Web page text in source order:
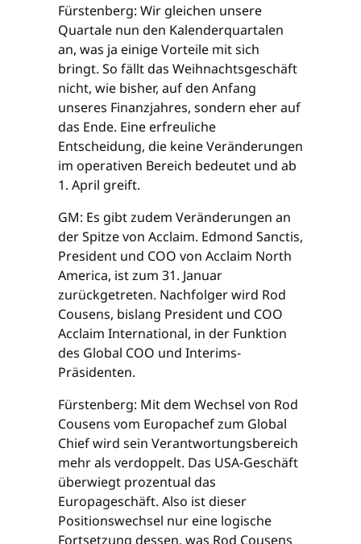
Fürstenberg: Wir gleichen unsere
Quartale nun den Kalenderquartalen
an, was ja einige Vorteile mit sich
bringt. So fällt das Weihnachtsgeschäft
nicht, wie bisher, auf den Anfang
unseres Finanzjahres, sondern eher auf
das Ende. Eine erfreuliche
Entscheidung, die keine Veränderungen
im operativen Bereich bedeutet und ab
1. April greift.
GM: Es gibt zudem Veränderungen an
der Spitze von Acclaim. Edmond Sanctis,
President und COO von Acclaim North
America, ist zum 31. Januar
zurückgetreten. Nachfolger wird Rod
Cousens, bislang President und COO
Acclaim International, in der Funktion
des Global COO und Interims-
Präsidenten.
Fürstenberg: Mit dem Wechsel von Rod
Cousens vom Europachef zum Global
Chief wird sein Verantwortungsbereich
mehr als verdoppelt. Das USA-Geschäft
überwiegt prozentual das
Europageschäft. Also ist dieser
Positionswechsel nur eine logische
Fortsetzung dessen, was Rod Cousens